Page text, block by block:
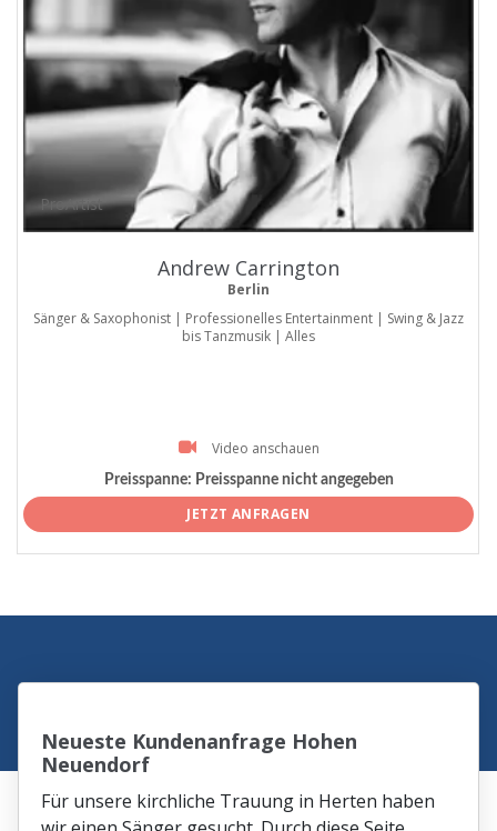
ProArtist
Andrew Carrington
Berlin
Sänger & Saxophonist | Professionelles Entertainment | Swing & Jazz
bis Tanzmusik | Alles
Video anschauen
Preisspanne: Preisspanne nicht angegeben
JETZT ANFRAGEN
Neueste Kundenanfrage Hohen
Neuendorf
Für unsere kirchliche Trauung in Herten haben